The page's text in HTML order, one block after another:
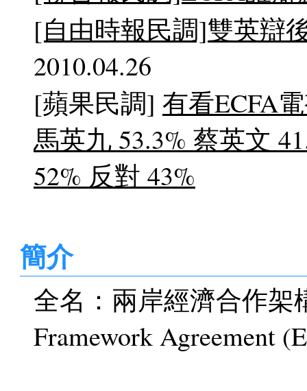
[自由時報民調]雙英辯
2010.04.26
[蘋果民調] 有看ECFA
馬英九 53.3% 蔡英文
52% 反對 43%
簡介
全名：兩岸經濟合作架
Framework Agreement